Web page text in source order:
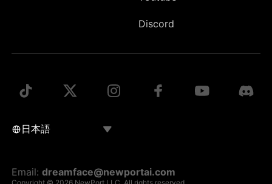
Discord
Email:dreamface@newportai.com